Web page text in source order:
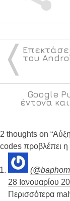
〈 του
Google
έντονα
2 thoughts on “
codes προβλέπει η
28 Ιανουαρίου
Περισσότερα